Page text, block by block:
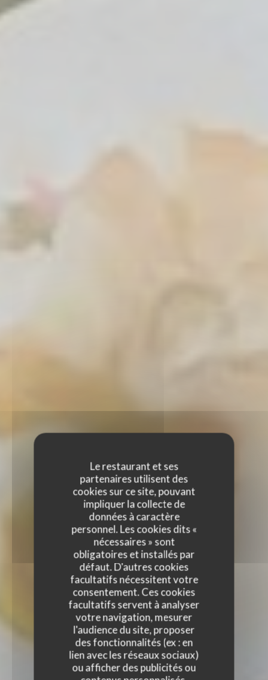
Le restaurant et ses
partenaires utilisent des
cookies sur ce site, pouvant
impliquer la collecte de
données à caractère
personnel. Les cookies dits «
nécessaires » sont
obligatoires et installés par
défaut. D'autres cookies
facultatifs nécessitent votre
consentement. Ces cookies
facultatifs servent à analyser
votre navigation, mesurer
l'audience du site, proposer
des fonctionnalités (ex : en
lien avec les réseaux sociaux)
ou afficher des publicités ou